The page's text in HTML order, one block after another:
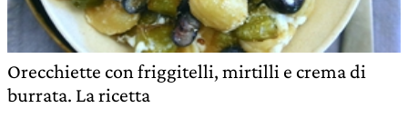
Orecchiette con friggitelli, mirtilli e crema di
burrata. La ricetta